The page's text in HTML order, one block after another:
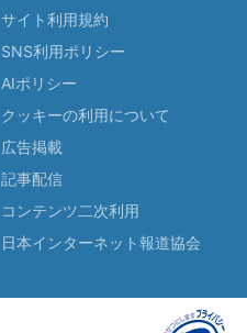
サイト利用規約
SNS利用ポリシー
AIポリシー
クッキーの利用について
広告掲載
記事配信
コンテンツ二次利用
日本インターネット報道協会